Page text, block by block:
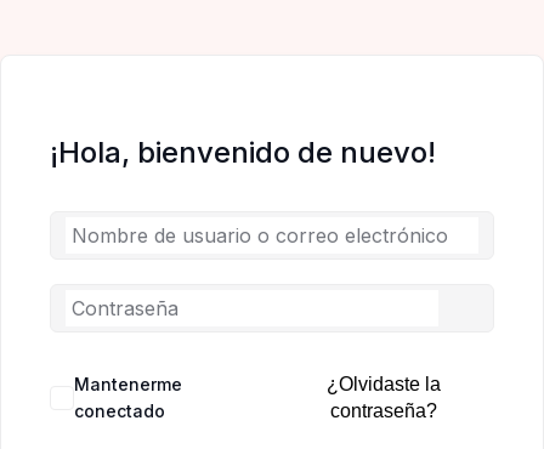
¡Hola, bienvenido de nuevo!
Mantenerme
conectado
¿Olvidaste la
contraseña?